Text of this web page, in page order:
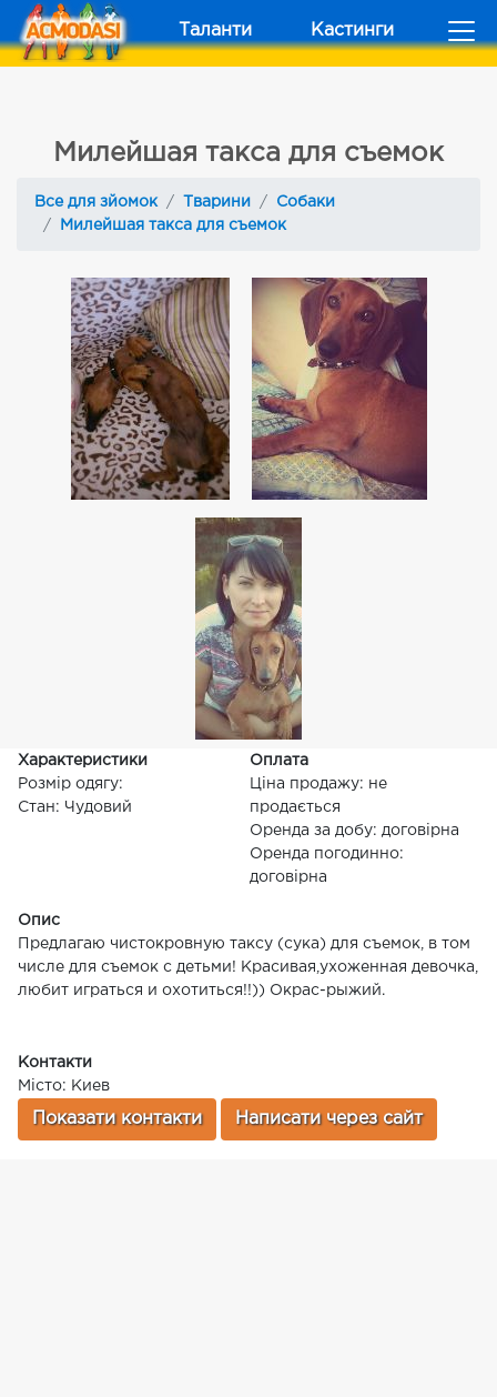
Таланти Кастинги
Милейшая такса для съемок
Все для зйомок Тварини
Собаки
Милейшая такса для съемок
Характеристики
Розмір одягу:
Стан: Чудовий
Оплата
Ціна продажу: не
продається
Оренда за добу: договірна
Оренда погодинно:
договірна
Опис
Предлагаю чистокровную таксу (сука) для съемок, в том
числе для съемок с детьми! Красивая,ухоженная девочка,
любит играться и охотиться!!)) Окрас-рыжий.
Контакти
Місто: Киев
Показати контакти Написати через сайт